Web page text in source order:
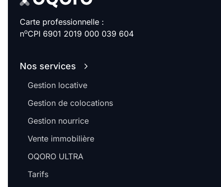
Carte professionnelle :
noCPI 6901 2019 000 039 604
Nos services
Gestion locative
Gestion de colocations
Gestion nourrice
Vente immobilière
OQORO ULTRA
Tarifs